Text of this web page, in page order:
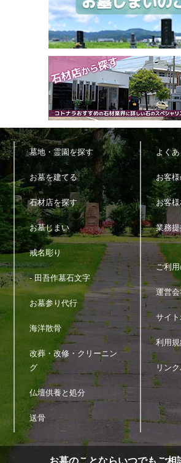
お墓のことならいつでもご相
墓地・霊園を探す
お墓を建てる
石材店を探す
お墓じまい
戒名彫り
- 田吾作墓石文字
お墓参り代行
海洋散骨
改葬・改修・クリーニン
グ
仏壇供養と処分
送骨
よく
お客
お客
業務
ご利
運営
サイ
利用規
リン